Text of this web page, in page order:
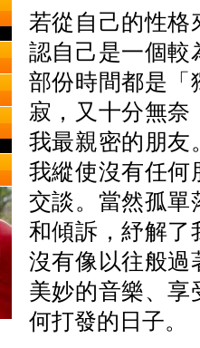
若從自己的性格
認自己是一個較
部份時間都是「
寂，又十分無奈
我最親密的朋友
我縱使沒有任何
交談。當然孤單
和傾訴，紓解了
沒有像以往般過
美妙的音樂、享
何打發的日子。